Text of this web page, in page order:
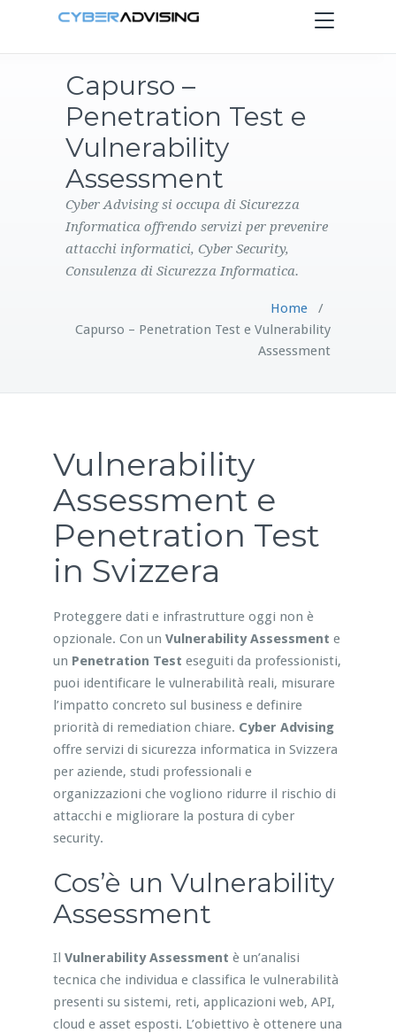
Toggle
navigation
PRODOTTI
CONTATTI
Capurso –
Penetration Test e
Vulnerability
Assessment
Cyber Advising si occupa di Sicurezza
Informatica offrendo servizi per prevenire
attacchi informatici, Cyber Security,
Consulenza di Sicurezza Informatica.
Home/
Capurso – Penetration Test e Vulnerability
Assessment
Vulnerability
Assessment e
Penetration Test
in Svizzera
Proteggere dati e infrastrutture oggi non è
opzionale. Con un Vulnerability Assessment e
un Penetration Test eseguiti da professionisti,
puoi identificare le vulnerabilità reali, misurare
l’impatto concreto sul business e definire
priorità di remediation chiare. Cyber Advising
offre servizi di sicurezza informatica in Svizzera
per aziende, studi professionali e
organizzazioni che vogliono ridurre il rischio di
attacchi e migliorare la postura di cyber
security.
Cos’è un Vulnerability
Assessment
Il Vulnerability Assessment è un’analisi
tecnica che individua e classifica le vulnerabilità
presenti su sistemi, reti, applicazioni web, API,
cloud e asset esposti. L’obiettivo è ottenere una